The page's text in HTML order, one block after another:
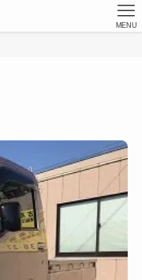
MENU